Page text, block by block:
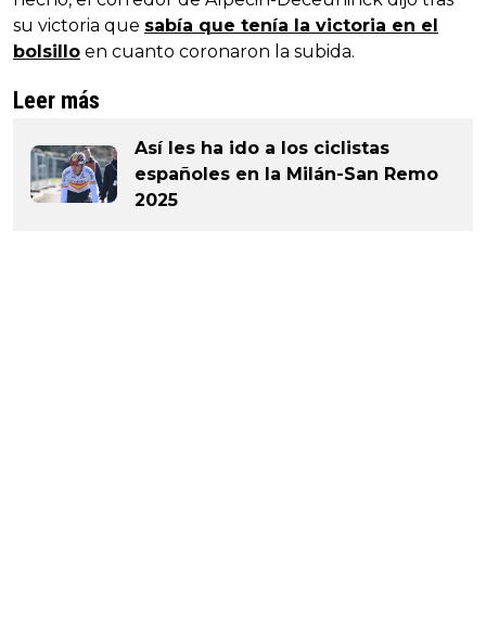
su victoria que sabía que tenía la victoria en el
bolsillo en cuanto coronaron la subida.
Leer más
Así les ha ido a los ciclistas
españoles en la Milán-San Remo
2025